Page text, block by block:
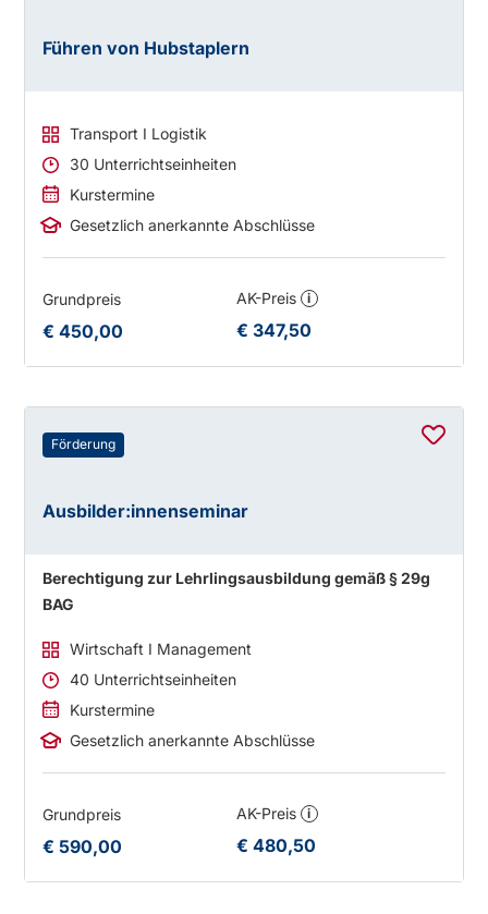
Führen von Hubstaplern
Transport I Logistik
30 Unterrichtseinheiten
Kurstermine
Gesetzlich anerkannte Abschlüsse
Grundpreis
€ 450,00
AK-Preis i
€ 347,50
Förderung
Ausbilder:innenseminar
Berechtigung zur Lehrlingsausbildung gemäß § 29g
BAG
Wirtschaft I Management
40 Unterrichtseinheiten
Kurstermine
Gesetzlich anerkannte Abschlüsse
Grundpreis
€ 590,00
AK-Preis i
€ 480,50